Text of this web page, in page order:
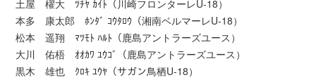
土屋 櫂大 ﾂﾁﾔ ｶｲﾄ（川崎フロンターレU-18）
本多 康太郎 ﾎﾝﾀﾞ ｺｳﾀﾛｳ（湘南ベルマーレU-18）
松本 遥翔 ﾏﾂﾓﾄ ﾊﾙﾄ（鹿島アントラーズユース）
大川 佑梧 ｵｵｶﾜ ﾕｳｺﾞ（鹿島アントラーズユース）
黒木 雄也 ｸﾛｷ ﾕｳﾔ（サガン鳥栖U-18）